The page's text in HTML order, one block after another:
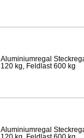
Aluminiumregal
120 kg, Feldlast 600 kg
Aluminiumregal